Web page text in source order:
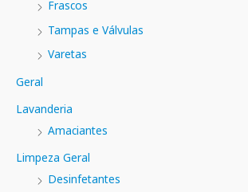
Frascos
Tampas e Válvulas
Varetas
Geral
Lavanderia
Amaciantes
Limpeza Geral
Desinfetantes